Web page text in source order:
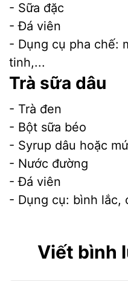
- Sữa đặc
- Đá viên
- Dụng cụ pha chế:
tinh,...
Trà sữa dâu
- Trà đen
- Bột sữa béo
- Syrup dâu hoặc
- Nước đường
- Đá viên
- Dụng cụ: bình lắc,
Viết bình